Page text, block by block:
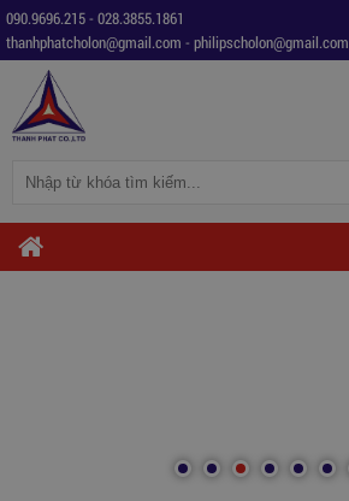
090.9696.215- 028.3855.1861
thanhphatcholon@gmail.com - philipscholon@gmail.com